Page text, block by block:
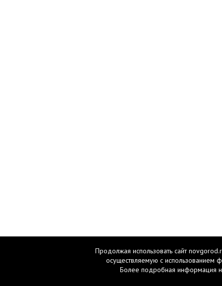
Продолжая использовать сайт
осуществляемую с использованием
Более подробная информация